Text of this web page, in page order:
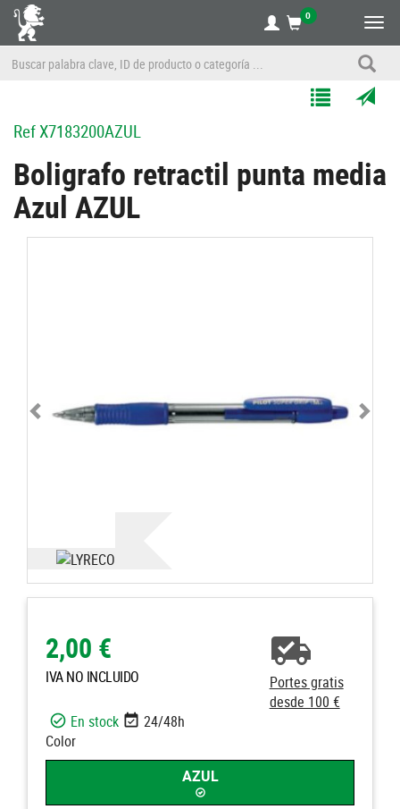
0
correo
a
Listas
RefX7183200AZUL
Boligrafo retractil punta media
Azul AZUL
2,00 €
IVA NO INCLUIDO
Portes gratis
desde 100 €
En stock
24/48h
Color
AZUL